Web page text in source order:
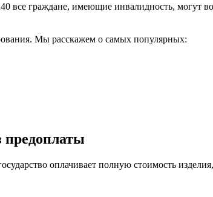
все граждане, имеющие инвалидность, могут
Мы расскажем о самых популярных:
предоплаты
оплачивает полную стоимость